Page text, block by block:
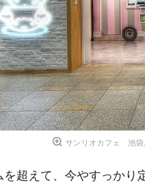
サンリオカフェ 池袋
超えて、今やすっかり